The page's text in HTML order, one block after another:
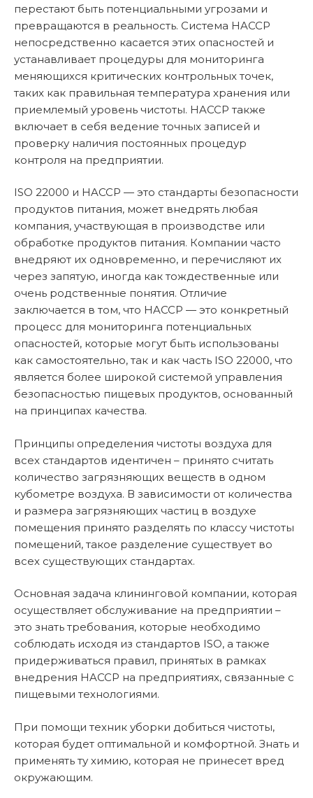
перестают быть потенциальными угрозами и
превращаются в реальность. Система HACCP
непосредственно касается этих опасностей и
устанавливает процедуры для мониторинга
меняющихся критических контрольных точек,
таких как правильная температура хранения или
приемлемый уровень чистоты. HACCP также
включает в себя ведение точных записей и
проверку наличия постоянных процедур
контроля на предприятии.
ISO 22000 и HACCP — это стандарты безопасности
продуктов питания, может внедрять любая
компания, участвующая в производстве или
обработке продуктов питания. Компании часто
внедряют их одновременно, и перечисляют их
через запятую, иногда как тождественные или
очень родственные понятия. Отличие
заключается в том, что HACCP — это конкретный
процесс для мониторинга потенциальных
опасностей, которые могут быть использованы
как самостоятельно, так и как часть ISO 22000, что
является более широкой системой управления
безопасностью пищевых продуктов, основанный
на принципах качества.
Принципы определения чистоты воздуха для
всех стандартов идентичен – принято считать
количество загрязняющих веществ в одном
кубометре воздуха. В зависимости от количества
и размера загрязняющих частиц в воздухе
помещения принято разделять по классу чистоты
помещений, такое разделение существует во
всех существующих стандартах.
Основная задача клининговой компании, которая
осуществляет обслуживание на предприятии –
это знать требования, которые необходимо
соблюдать исходя из стандартов ISO, а также
придерживаться правил, принятых в рамках
внедрения HACCP на предприятиях, связанные с
пищевыми технологиями.
При помощи техник уборки добиться чистоты,
которая будет оптимальной и комфортной. Знать и
применять ту химию, которая не принесет вред
окружающим.